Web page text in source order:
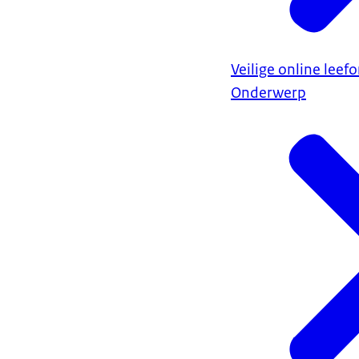
Veilige online
Onderwerp